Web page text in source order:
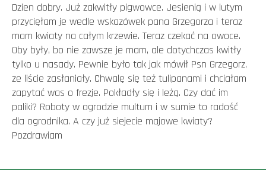
Dzien dobry. Już zakwitły pigwowce. Jesienią i w lutym
przycięłam je wedle wskazówek pana Grzegorza i teraz
mam kwiaty na całym krzewie. Teraz czekać na owoce.
Oby były, bo nie zawsze je mam, ale dotychczas kwitły
tylko u nasady. Pewnie było tak jak mówił Psn Grzegorz,
ze liście zasłaniały. Chwalę się też tulipanami i chciałam
zapytać was o frezje. Pokładły się i leżą. Czy dać im
paliki? Roboty w ogrodzie multum i w sumie to radość
dla ogrodnika. A czy już siejecie majowe kwiaty?
Pozdrawiam